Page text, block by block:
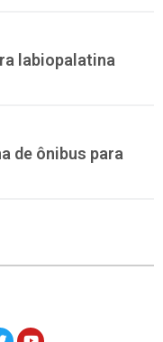
labiopalatina
de ônibus para